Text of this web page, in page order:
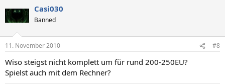
Casi030
Banned
11. November 2010 #8
Wiso steigst nicht komplett um für rund 200-250EU?
Spielst auch mit dem Rechner?